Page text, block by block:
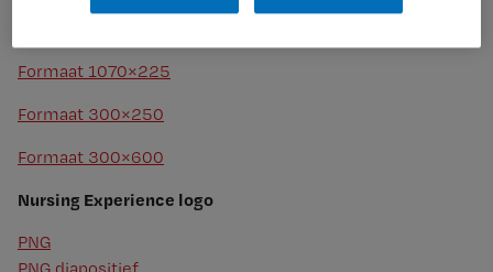
Formaat 1070×225
Formaat 300×250
Formaat 300×600
Nursing Experience logo
PNG
PNG diapositief